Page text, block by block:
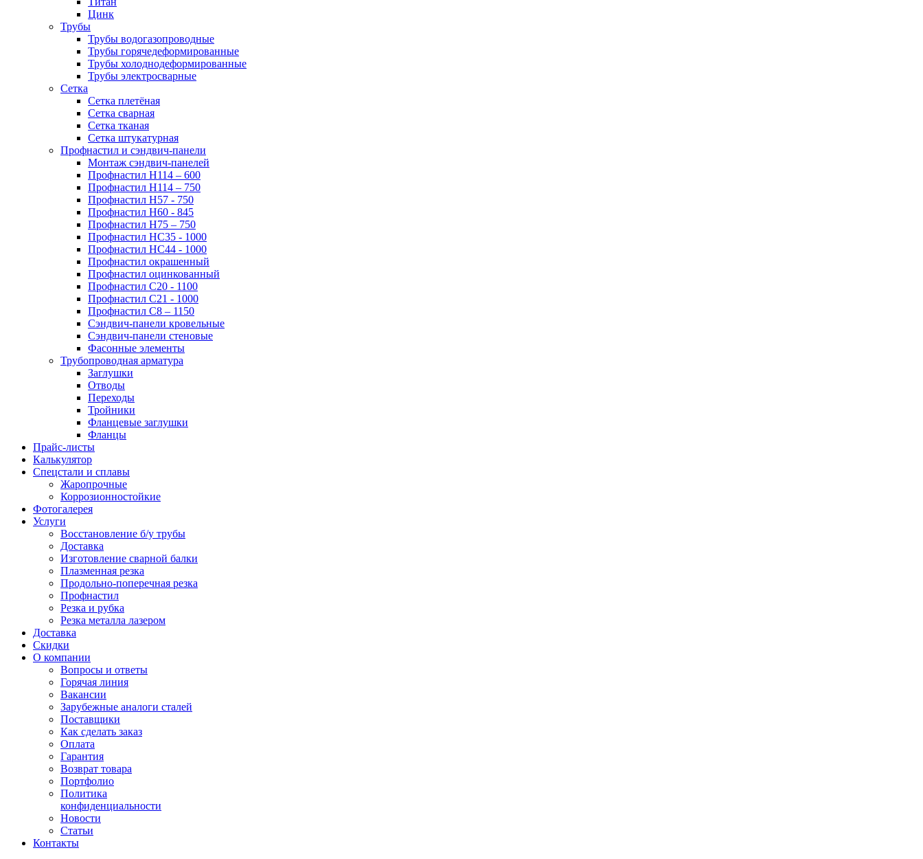
Цинк
Трубы
Трубы водогазопроводные
Трубы горячедеформированные
Трубы холоднодеформированные
Трубы электросварные
Сетка
Сетка плетёная
Сетка сварная
Сетка тканая
Сетка штукатурная
Профнастил и сэндвич-панели
Монтаж сэндвич-панелей
Профнастил Н114 – 600
Профнастил Н114 – 750
Профнастил Н57 - 750
Профнастил Н60 - 845
Профнастил Н75 – 750
Профнастил НС35 - 1000
Профнастил НС44 - 1000
Профнастил окрашенный
Профнастил оцинкованный
Профнастил С20 - 1100
Профнастил С21 - 1000
Профнастил С8 – 1150
Сэндвич-панели кровельные
Сэндвич-панели стеновые
Фасонные элементы
Трубопроводная арматура
Заглушки
Отводы
Переходы
Тройники
Фланцевые заглушки
Фланцы
Прайс-листы
Калькулятор
Спецстали и сплавы
Жаропрочные
Коррозионностойкие
Фотогалерея
Услуги
Восстановление б/у трубы
Доставка
Изготовление сварной балки
Плазменная резка
Продольно-поперечная резка
Профнастил
Резка и рубка
Резка металла лазером
Доставка
Скидки
О компании
Вопросы и ответы
Горячая линия
Вакансии
Зарубежные аналоги сталей
Поставщики
Как сделать заказ
Оплата
Гарантия
Возврат товара
Портфолио
Политика
конфиденциальности
Новости
Статьи
Контакты